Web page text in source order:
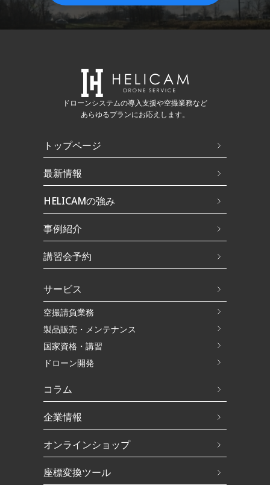
ドローンシステムの導入支援や空撮業務など
あらゆるプランにお応えします。
トップページ
最新情報
HELICAMの強み
事例紹介
講習会予約
サービス
空撮請負業務
製品販売・メンテナンス
国家資格・講習
ドローン開発
コラム
企業情報
オンラインショップ
座標変換ツール